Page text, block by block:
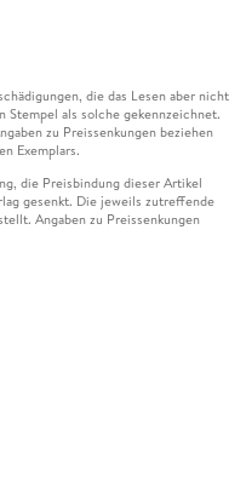
die das Lesen aber nicht
Stempel als solche gekennzeichnet.
zu Preissenkungen beziehen
Exemplars.
die Preisbindung dieser Artikel
gesenkt. Die jeweils zutreffende
Angaben zu Preissenkungen